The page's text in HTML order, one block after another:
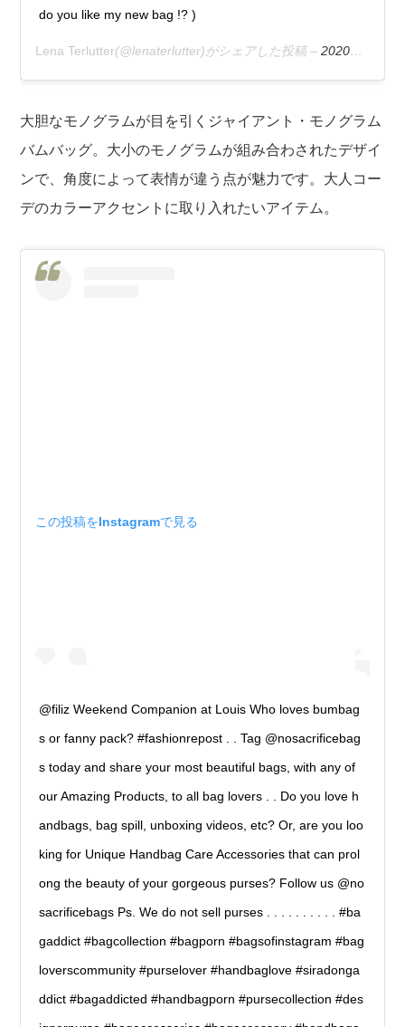
do you like my new bag !? )
Lena Terlutter(@lenaterlutter)がシェアした投稿 –2020年 2月月29日午前1時10分PST
大胆なモノグラムが目を引くジャイアント・モノグラム
バムバッグ。大小のモノグラムが組み合わされたデザイ
ンで、角度によって表情が違う点が魅力です。大人コー
デのカラーアクセントに取り入れたいアイテム。
この投稿をInstagramで見る
@filiz Weekend Companion at Louis Who loves bumbag
s or fanny pack? #fashionrepost . . Tag @nosacrificebag
s today and share your most beautiful bags, with any of
our Amazing Products, to all bag lovers . . Do you love h
andbags, bag spill, unboxing videos, etc? Or, are you loo
king for Unique Handbag Care Accessories that can prol
ong the beauty of your gorgeous purses? Follow us @no
sacrificebags Ps. We do not sell purses . . . . . . . . . . #ba
gaddict #bagcollection #bagporn #bagsofinstagram #bag
loverscommunity #purselover #handbaglove #siradonga
ddict #bagaddicted #handbagporn #pursecollection #des